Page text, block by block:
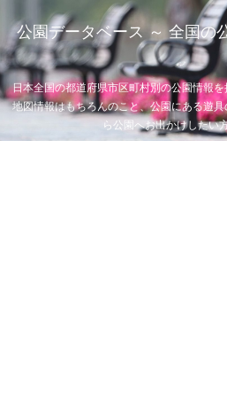
公園データベース ～ 全国の
日本全国の都道府県市区町村別の公園情報
地図情報はもちろんのこと、公園にある遊
ら公園へお出かけしたい